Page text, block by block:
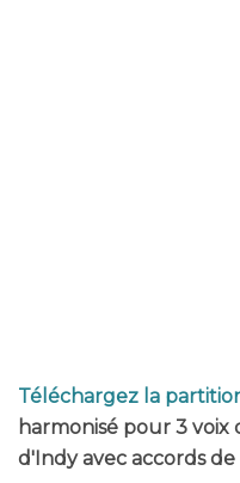
Téléchargez la
harmonisé pour 3
d'Indy avec accords